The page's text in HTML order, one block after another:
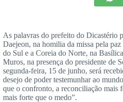
As palavras do prefeito do Dicastério
Daejeon, na homilia da missa pela
do Sul e a Coreia do Norte, na
Muros, na presença do presidente de
segunda-feira, 15 de junho, será
desejo de poder testemunhar ao
que o confronto, a reconciliação mais
mais forte que o medo”.